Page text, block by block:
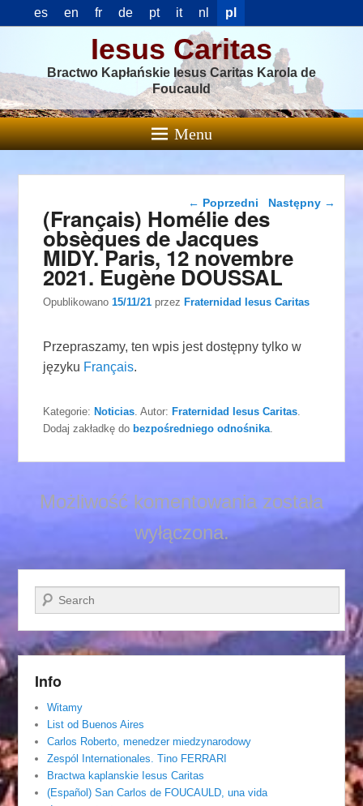
es en fr de pt it nl pl
Iesus Caritas
Bractwo Kapłańskie Iesus Caritas Karola de
Foucauld
Menu
Nawigacja wpisu
← Poprzedni Następny →
(Français) Homélie des
obsèques de Jacques
MIDY. Paris, 12 novembre
2021. Eugène DOUSSAL
Opublikowano15/11/21 przezFraternidad Iesus Caritas
Przepraszamy, ten wpis jest dostępny tylko w
języku Français.
Kategorie:Noticias . Autor:Fraternidad Iesus Caritas
Dodaj zakładkę do bezpośredniego odnośnika
Możliwość komentowania została
wyłączona.
Szukaj
Info
Witamy
List od Buenos Aires
Carlos Roberto, menedzer miedzynarodowy
Zespól Internationales. Tino FERRARI
Bractwa kaplanskie Iesus Caritas
(Español) San Carlos de FOUCAULD, una vida